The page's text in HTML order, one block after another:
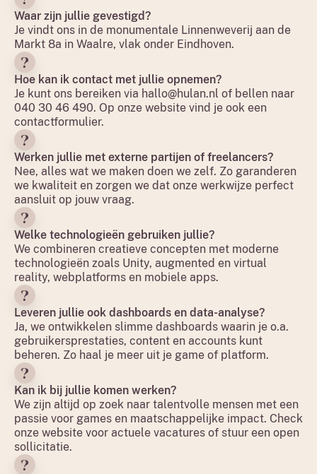
Waar zijn jullie gevestigd?
Je vindt ons in de monumentale Linnenweverij aan de
Markt 8a in Waalre, vlak onder Eindhoven.
Hoe kan ik contact met jullie opnemen?
Je kunt ons bereiken via hallo@hulan.nl of bellen naar
040 30 46 490. Op onze website vind je ook een
contactformulier.
Werken jullie met externe partijen of freelancers?
Nee, alles wat we maken doen we zelf. Zo garanderen
we kwaliteit en zorgen we dat onze werkwijze perfect
aansluit op jouw vraag.
Welke technologieën gebruiken jullie?
We combineren creatieve concepten met moderne
technologieën zoals Unity, augmented en virtual
reality, webplatforms en mobiele apps.
Leveren jullie ook dashboards en data-analyse?
Ja, we ontwikkelen slimme dashboards waarin je o.a.
gebruikersprestaties, content en accounts kunt
beheren. Zo haal je meer uit je game of platform.
Kan ik bij jullie komen werken?
We zijn altijd op zoek naar talentvolle mensen met een
passie voor games en maatschappelijke impact. Check
onze website voor actuele vacatures of stuur een open
sollicitatie.